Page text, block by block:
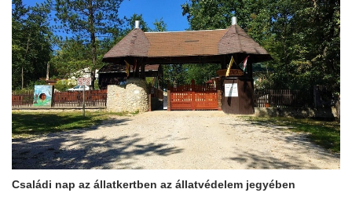
Családi nap az állatkertben az állatvédelem jegyében